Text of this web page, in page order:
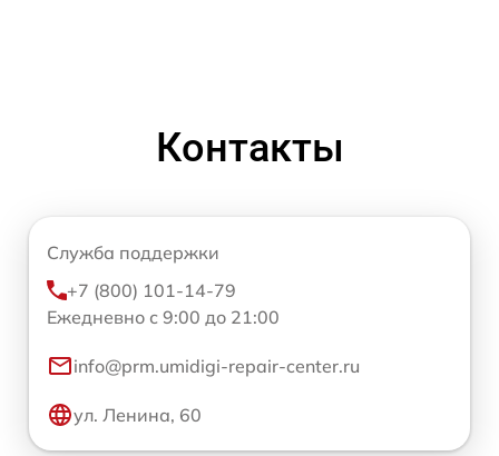
Контакты
Служба поддержки
+7 (800) 101-14-79
Ежедневно с 9:00 до 21:00
info@prm.umidigi-repair-center.ru
ул. Ленина, 60